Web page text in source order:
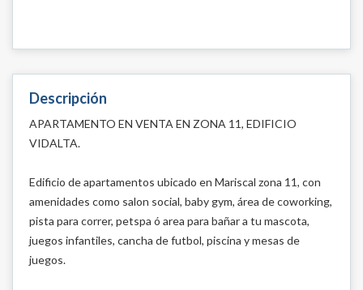
Descripción
APARTAMENTO EN VENTA EN ZONA 11, EDIFICIO
VIDALTA.
Edificio de apartamentos ubicado en Mariscal zona 11, con
amenidades como salon social, baby gym, área de coworking,
pista para correr, petspa ó area para bañar a tu mascota,
juegos infantiles, cancha de futbol, piscina y mesas de
juegos.